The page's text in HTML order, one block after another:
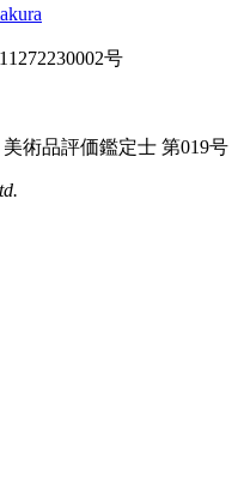
号
術品評価鑑定士 第019号